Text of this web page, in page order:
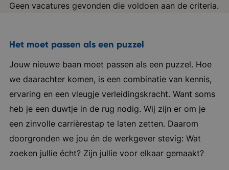
Geen vacatures gevonden die voldoen aan de criteria.
Het moet passen als een puzzel
Jouw nieuwe baan moet passen als een puzzel. Hoe
we daarachter komen, is een combinatie van kennis,
ervaring en een vleugje verleidingskracht. Want soms
heb je een duwtje in de rug nodig. Wij zijn er om je
een zinvolle carrièrestap te laten zetten. Daarom
doorgronden we jou én de werkgever stevig: Wat
zoeken jullie écht? Zijn jullie voor elkaar gemaakt?